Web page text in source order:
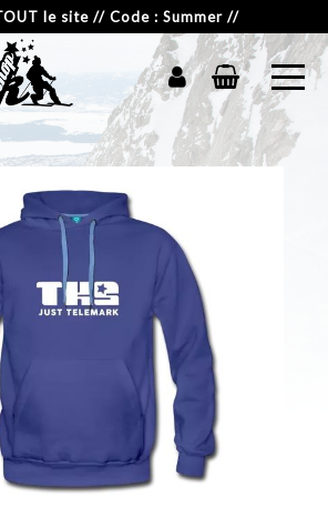
le site // Code : Summer //